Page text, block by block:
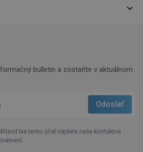

bulletin a zostaňte v aktuálnom
tento účel nájdete naše kontaktné